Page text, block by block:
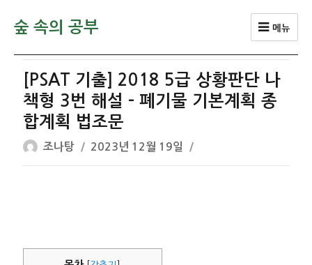
숲 속의 공부 메뉴
[PSAT 기출] 2018 5급 상황판단 나
책형 3번 해설 – 폐기물 기본계획 종
합계획 법조문
글
쓴
조나탕
작
성
2023년 12월 19일